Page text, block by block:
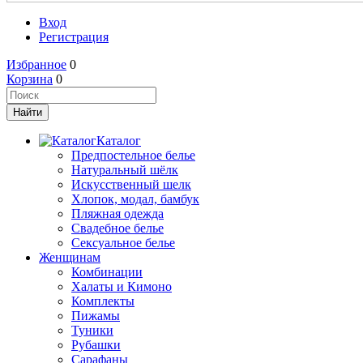
Вход
Регистрация
Избранное 0
Корзина 0
Каталог
Предпостельное белье
Натуральный шёлк
Искусственный шелк
Хлопок, модал, бамбук
Пляжная одежда
Свадебное белье
Сексуальное белье
Женщинам
Комбинации
Халаты и Кимоно
Комплекты
Пижамы
Туники
Рубашки
Сарафаны